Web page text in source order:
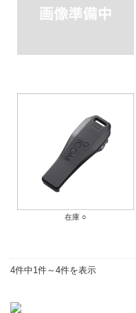
在庫 ○
4件中1件～4件を表示